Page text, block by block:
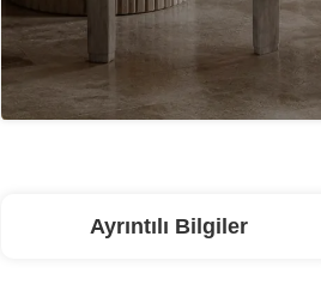
Ayrıntılı Bilgiler